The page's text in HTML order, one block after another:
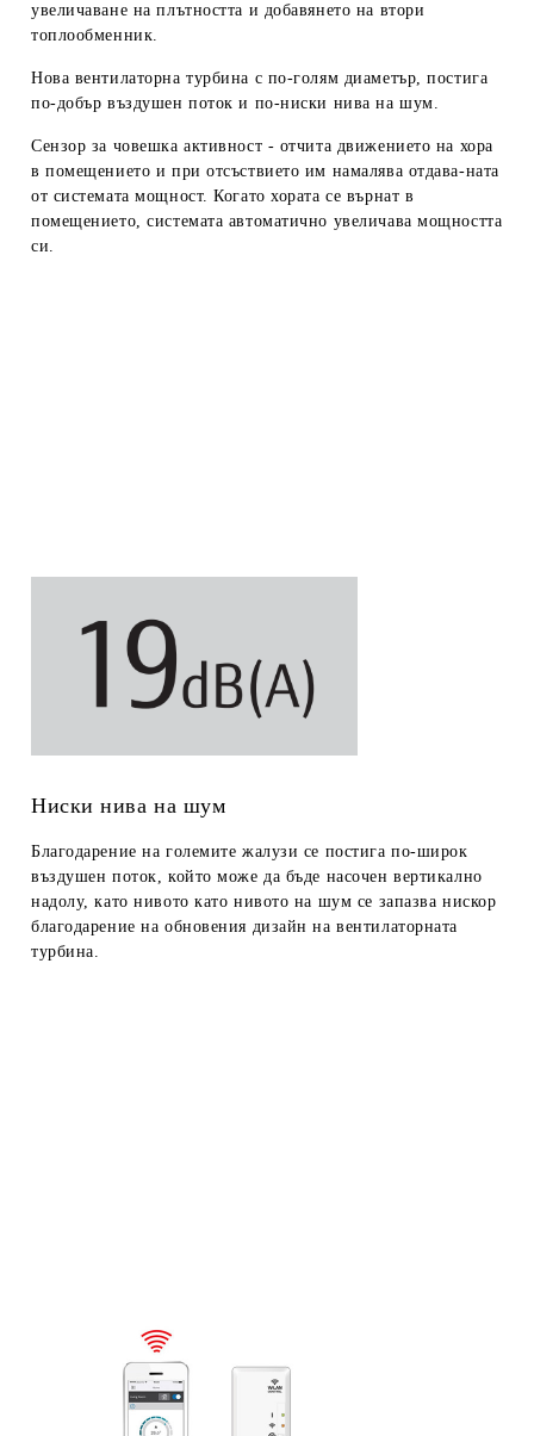
увеличаване на плътността и добавянето на втори
топлообменник.
Нова вентилаторна турбина с по-голям диаметър, постига
по-добър въздушен поток и по-ниски нива на шум.
Сензор за човешка активност - отчита движението на хора
в помещението и при отсъствието им намалява отдава-ната
от системата мощност. Когато хората се върнат в
помещението, системата автоматично увеличава мощността
си.
Ниски нива на шум
Благодарение на големите жалузи се постига по-широк
въздушен поток, който може да бъде насочен вертикално
надолу, като нивото като нивото на шум се запазва нискор
благодарение на обновения дизайн на вентилаторната
турбина.